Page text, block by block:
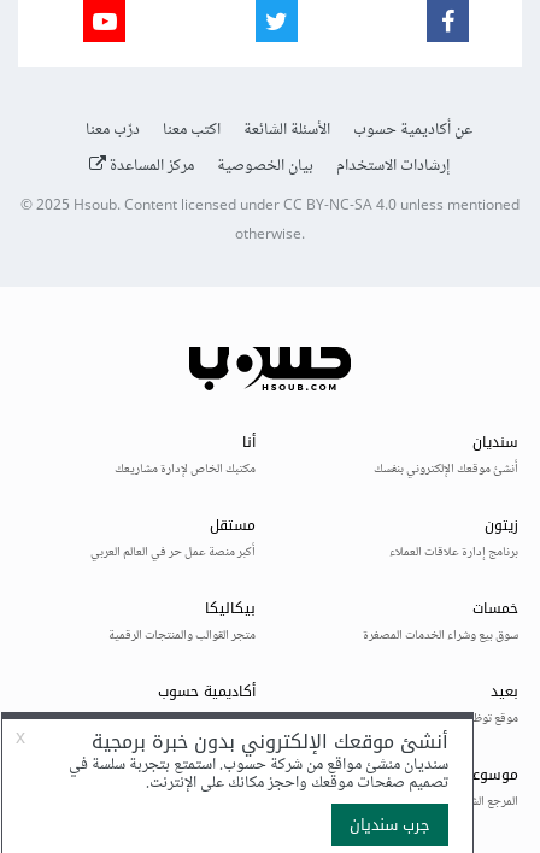
عن أكاديمية حسوب الأسئلة الشائعة اكتب معنا
درّب معنا
إرشادات الاستخدام
بيان الخصوصية مركز المساعدة
© 2025Hsoub.Content licensed underCC BY-NC-SA 4.0unless mentioned
otherwise.